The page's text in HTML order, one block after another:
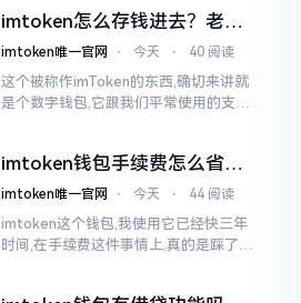
imtoken怎么存钱进去？老玩
家教你把钱转进钱包
imtoken唯一官网 ⋅ 今天 ⋅ 40 阅读
这个被称作imToken的东西,确切来讲就
是个数字钱包,它跟我们平常使用的支付
时候都会陷入困惑
imtoken钱包手续费怎么省？
老玩家告诉你几个实在招
imtoken唯一官网 ⋅ 今天 ⋅ 44 阅读
imtoken这个钱包,我使用它已经快三年
时间,在手续费这件事情上,真的是踩了好